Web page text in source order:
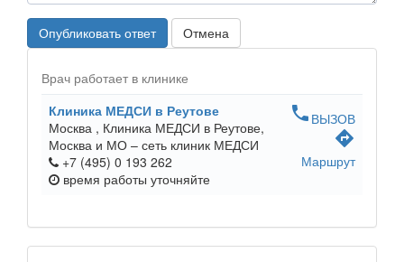
Опубликовать ответ Отмена
Врач работает в клинике
Клиника МЕДСИ в Реутове
Москва , Клиника МЕДСИ в Реутове,
Москва и МО – сеть клиник МЕДСИ
+7 (495) 0 193 262
время работы уточняйте
phone ВЫЗОВ
directions
Маршрут